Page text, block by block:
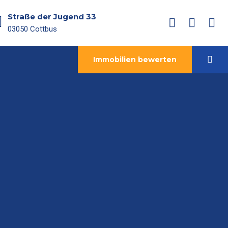
Straße der Jugend 33
03050 Cottbus
Immobilien bewerten